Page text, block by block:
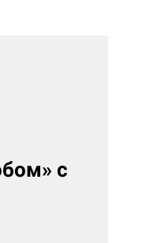
с